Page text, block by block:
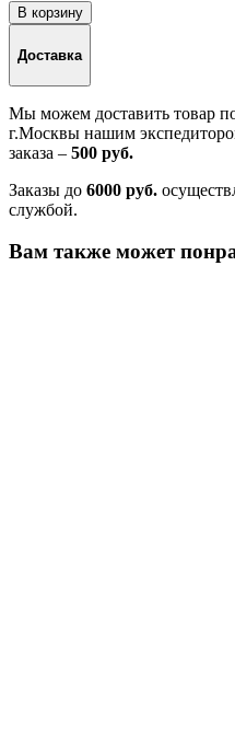
В корзину
Доставка
Мы можем доставить товар
г.Москвы нашим
заказа – 500 руб.
Заказы до 6000 руб.
службой.
Вам также может